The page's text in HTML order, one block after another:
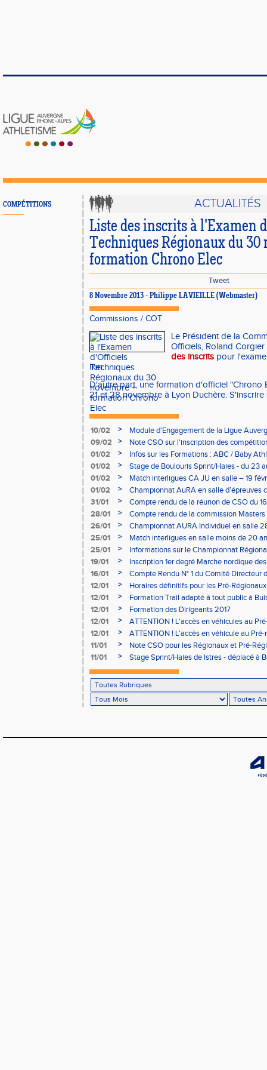
COMPÉTITIONS ACTUALITÉS
Liste des inscrits à l'Examen
Techniques Régionaux du 30
formation Chrono Elec
Tweet
8 Novembre 2013 - Philippe LAVIEILLE (Webmaster)
Commissions / COT
Le Président de la
Officiels, Roland
des inscrits pour
lien.
D'autre part, une formation d'officiel "Chrono
21 et 28 novembre à Lyon Duchère.
10/02 >
Module d'Engagement de la Ligue
09/02
>
Note CSO sur l'inscription des
01/02
>
Infos sur les Formations : ABC / Baby
01/02
>
Stage de Boulouris Sprint/Haies - du 23
01/02
>
Match interligues CA JU en salle – 19
01/02
>
Championnat AuRA en salle d’épreuves
- le 12 février
31/01 >
Compte rendu de la réunon de CSO du
28/01
>
Compte rendu de la commission
à Bourgoin
26/01 >
Championnat AURA Individuel en salle
25/01
>
Match interligues en salle moins de 20
25/01
>
Informations sur le Championnat
05/02
19/01 >
Inscription 1er degré Marche nordique
03/02 (sous condition)
16/01 >
Compte Rendu N° 1 du Comité Directeur
12/01
>
Horaires définitifs pour les Pré-
Aubière
12/01 >
Formation Trail adapté à tout public à
12/01
>
Formation des Dirigeants 2017
12/01
>
ATTENTION ! L'accès en véhicules au
Bains sera réglementé
12/01 >
ATTENTION ! L'accès en véhicule au
Bains sera réglementé
11/01 >
Note CSO pour les Régionaux et Pré-
11/01
> Stage Sprint/Haies de Istres - déplacé à